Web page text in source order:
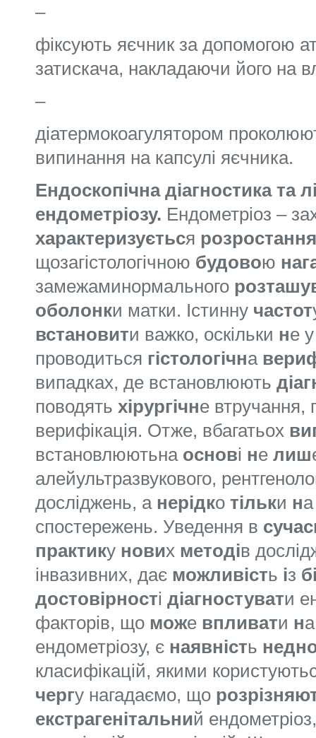
–
фіксують яєчник за допомогою
затискача, накладаючи його на
–
діатермокоагулятором
випинання на капсулі яєчника.
Ендоскопічна діагностика та
ендометріозу. Ендометріоз –
характеризується розростання
щозагістологічною будовою
замежаминормального
оболонки матки. Істинну частот
встановити важко, оскільки не
проводиться гістологічна
випадках, де встановлюють
поводять хірургічне втручання,
верифікація. Отже, вбагатьох
встановлюютьна основі не лиш
алейультразвукового,
досліджень, а нерідко тільки н
спостережень. Уведення в
практику нових методів
інвазивних, дає можливість із
достовірності діагностувати
факторів, що може впливати н
ендометріозу, є наявність
класифікацій, якими
чергу нагадаємо, що
екстрагенітальний